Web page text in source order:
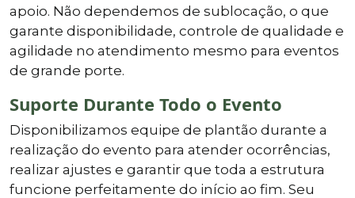
apoio. Não dependemos de sublocação, o que
garante disponibilidade, controle de qualidade e
agilidade no atendimento mesmo para eventos
de grande porte.
Suporte Durante Todo o Evento
Disponibilizamos equipe de plantão durante a
realização do evento para atender ocorrências,
realizar ajustes e garantir que toda a estrutura
funcione perfeitamente do início ao fim. Seu